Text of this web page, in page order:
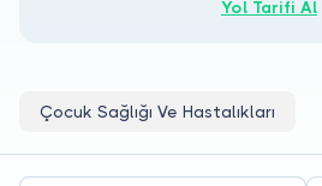
Doktor musunuz?
Yol Tarifi Al
Çocuk Sağlığı Ve Hastalıkları